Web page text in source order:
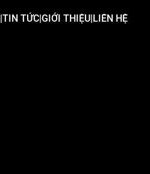
|TIN TỨC|GIỚI THIỆU|LIÊN HỆ